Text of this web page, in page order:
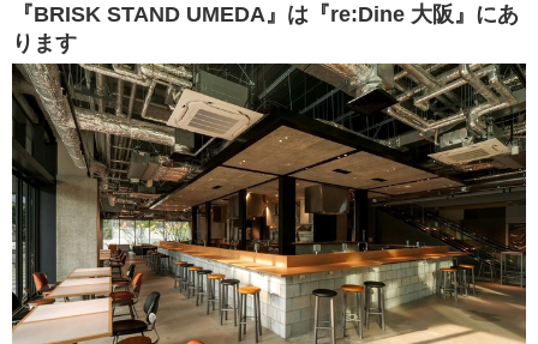
『BRISK STAND UMEDA』は『re:Dine 大阪』にあ
ります